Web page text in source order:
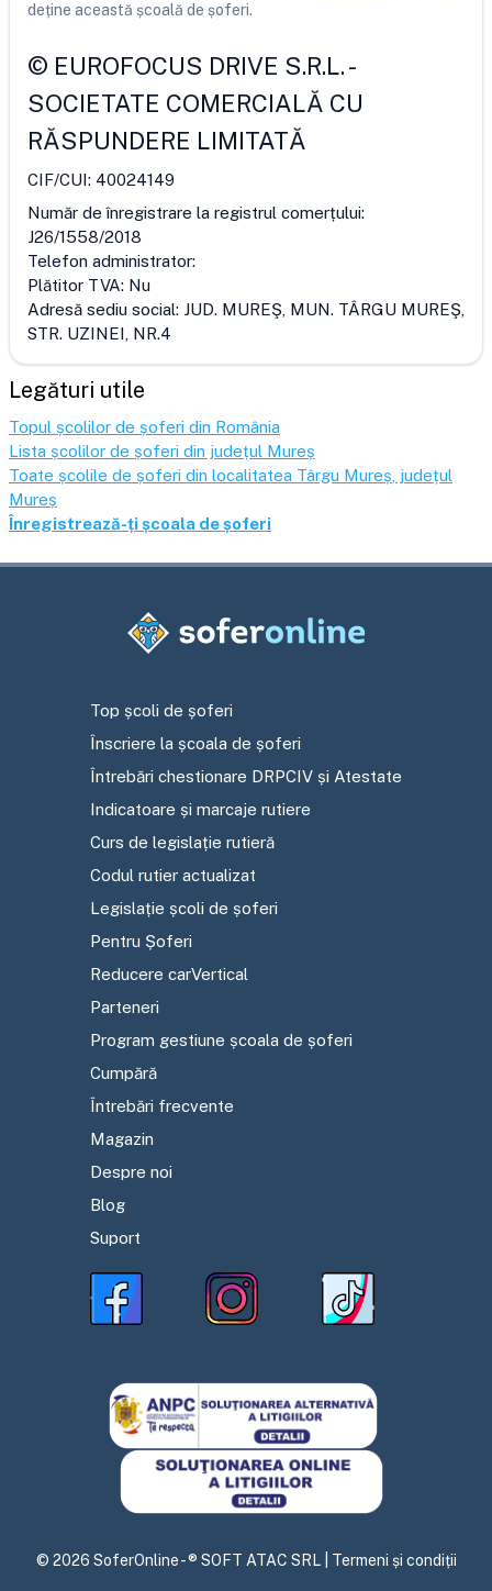
deține această școală de șoferi.
© EUROFOCUS DRIVE S.R.L.-
SOCIETATE COMERCIALĂ CU
RĂSPUNDERE LIMITATĂ
CIF/CUI: 40024149
Număr de înregistrare la registrul comerțului:
J26/1558/2018
Telefon administrator:
Plătitor TVA: Nu
Adresă sediu social: JUD. MUREŞ, MUN. TÂRGU MUREŞ,
STR. UZINEI, NR.4
Legături utile
Topul școlilor de șoferi din România
Lista școlilor de șoferi din județul Mureș
Toate școlile de șoferi din localitatea Târgu Mureș , județul
Mureș
Înregistrează-ți școala de șoferi
Top școli de șoferi
Înscriere la școala de șoferi
Întrebări chestionare DRPCIV și Atestate
Indicatoare și marcaje rutiere
Curs de legislație rutieră
Codul rutier actualizat
Legislație școli de șoferi
Pentru Șoferi
Reducere carVertical
Parteneri
Program gestiune școala de șoferi
Cumpără
Întrebări frecvente
Magazin
Despre noi
Blog
Suport
© 2026 SoferOnline - ® SOFT ATAC SRL | Termeni și condiții